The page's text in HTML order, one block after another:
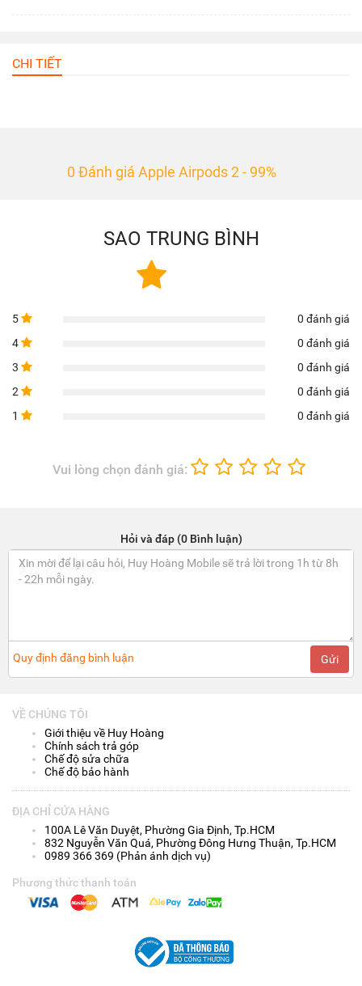
CHI TIẾT
0 Đánh giá Apple Airpods 2 - 99%
SAO TRUNG BÌNH
5
0 đánh giá
4
0 đánh giá
3
0 đánh giá
2
0 đánh giá
1
0 đánh giá
Vui lòng chọn đánh giá:
Hỏi và đáp (0 Bình luận)
Quy định đăng bình luận Gửi
VỀ CHÚNG TÔI
Giới thiệu về Huy Hoàng
Chính sách trả góp
Chế độ sửa chữa
Chế độ bảo hành
ĐỊA CHỈ CỬA HÀNG
100A Lê Văn Duyệt, Phường Gia Định, Tp.HCM
832 Nguyễn Văn Quá, Phường Đông Hưng Thuận, Tp.HCM
0989 366 369 (Phản ánh dịch vụ)
Phương thức thanh toán